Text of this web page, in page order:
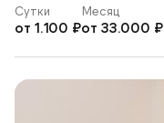
Сутки
от 1.100 ₽
Месяц
от 33.000 ₽